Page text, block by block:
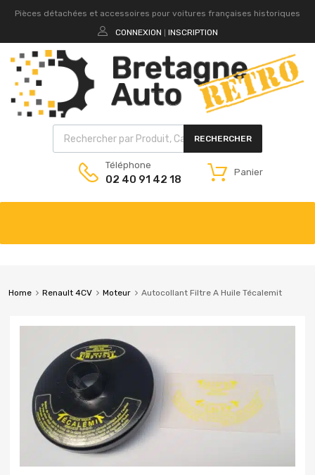
Pièces détachées et accessoires pour voitures françaises historiques
CONNEXION
INSCRIPTION
RECHERCHER
Téléphone
02 40 91 42 18
Panier
Home Renault 4CV Moteur Autocollant Filtre A Huile Técalemit